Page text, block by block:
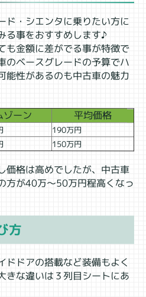
ド・シエンタに乗りたい方に
る事をおすすめします♪
も金額に差がでる事が特徴で
のベースグレードの予算でハ
能性があるのも中古車の魅力
ゾーン 平均価格
190万円
150万円
価格は高めでしたが、中古車
方が40万～50万円程高くなっ
方
ドドアの搭載など装備もよく
きな違いは３列目シートにあ